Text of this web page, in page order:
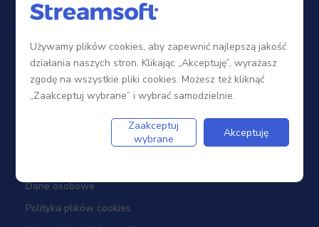
Sieć sprzedaży
Szkolenia
Portal Partnera
Dane osobowe
Polityka plików cookies
Używamy plików cookies, aby zapewnić najlepszą jakość
działania naszych stron. Klikając „Akceptuję”, wyrażasz
zgodę na wszystkie pliki cookies. Możesz też kliknąć
„Zaakceptuj wybrane” i wybrać samodzielnie.
Zaakceptuj
wybrane
Akceptuję